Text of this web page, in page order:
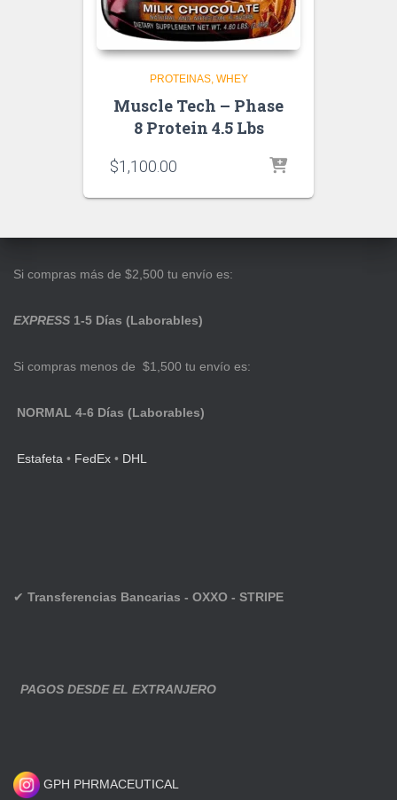
PROTEINAS WHEY
Muscle Tech – Phase
8 Protein 4.5 Lbs
$1,100.00
Si compras más de $2,500 tu envío es:
EXPRESS 1-5 Días (Laborables)
Si compras menos de $1,500 tu envío es:
NORMAL 4-6 Días (Laborables)
Estafeta • FedEx • DHL
✔ Transferencias Bancarias - OXXO - STRIPE
PAGOS DESDE EL EXTRANJERO
GPH PHRMACEUTICAL